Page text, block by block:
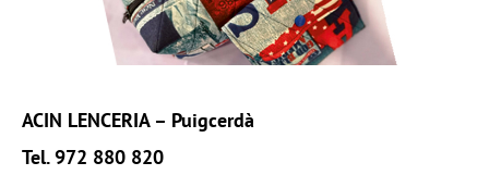
ACIN LENCERIA– Puigcerdà
Tel. 972 880 820